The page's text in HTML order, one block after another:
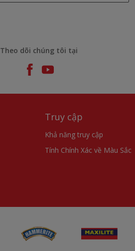
Theo dõi chúng tôi tại
Truy cập
Khả năng truy cập
Tính Chính Xác về Màu Sắc